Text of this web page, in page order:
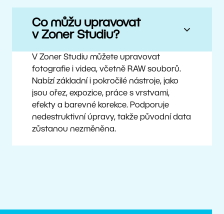
Co můžu upravovat
v Zoner Studiu?
V Zoner Studiu můžete upravovat
fotografie i videa, včetně RAW souborů.
Nabízí základní i pokročilé nástroje, jako
jsou ořez, expozice, práce s vrstvami,
efekty a barevné korekce. Podporuje
nedestruktivní úpravy, takže původní data
zůstanou nezměněna.